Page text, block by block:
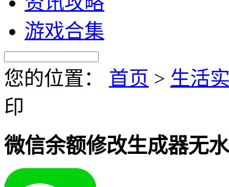
游戏合集
您的位置： 首页 > 生活
印
微信余额修改生成器无